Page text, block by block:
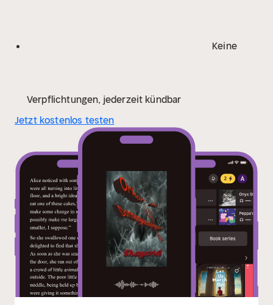
Keine
Verpflichtungen, jederzeit kündbar
Jetzt kostenlos testen